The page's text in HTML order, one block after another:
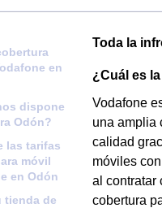
en
dispone
Odón?
las tarifas
móvil
en Odón
tienda de
Toda la
¿Cuál es
Vodafone
una amplia
calidad
móviles
al contratar
cobertura